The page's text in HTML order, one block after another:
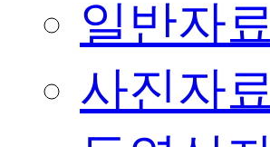
일반자
사진자